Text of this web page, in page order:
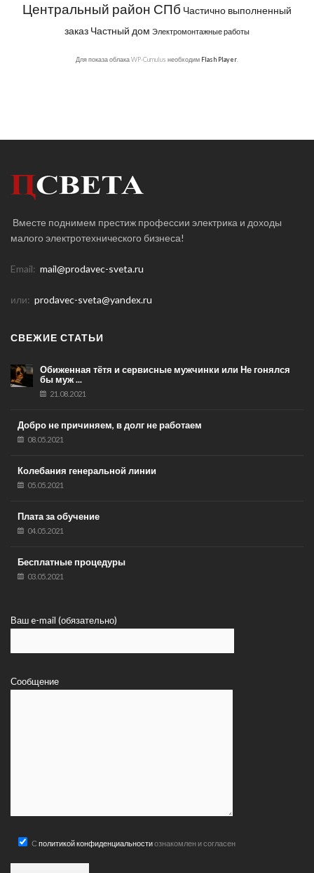
Центральный район СПб Частично выполненный
заказ Частный дом Электромонтажные работы
Для показа облака WP-Cumulus необходим Flash Player.
Вместе поднимем престиж профессии электрика и доходы
малого электротехнического бизнеса!
Email: mail@prodavec-sveta.ru
или: prodavec-sveta@yandex.ru
СВЕЖИЕ СТАТЬИ
Обиженная тётя и сервисные мужчинки или Не гонялся
бы муж ...
21.08.2021
Добро не причиняем, в долг не работаем
08.05.2021
Колебания генеральной линии
05.05.2021
Плата за обучение
04.05.2021
Бесплатные процедуры
03.05.2021
Ваш e-mail (обязательно)
Сообщение
С политикой конфиденциальностиознакомлен и согласен